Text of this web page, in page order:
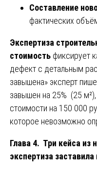
Составление
фактических
Экспертиза
стоимость фиксирует
дефект с детальным
завышена» эксперт
завышен на 25% (25
стоимости на 150 000
которое невозможно
Глава 4. Три кейса из
экспертиза заставила